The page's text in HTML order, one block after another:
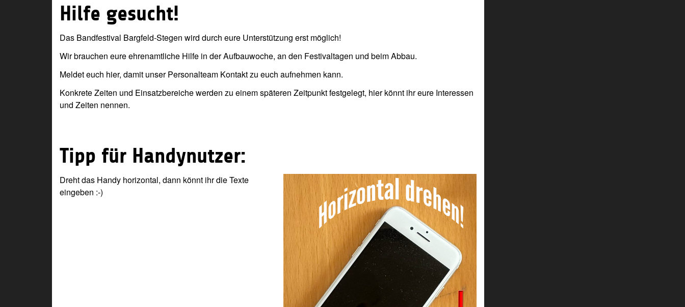
Hilfe gesucht!
Das Bandfestival Bargfeld-Stegen wird durch eure Unterstützung erst möglich!
Wir brauchen eure ehrenamtliche Hilfe in der Aufbauwoche, an den Festivaltagen und beim Abbau.
Meldet euch hier, damit unser Personalteam Kontakt zu euch aufnehmen kann.
Konkrete Zeiten und Einsatzbereiche werden zu einem späteren Zeitpunkt festgelegt, hier könnt ihr eure Interessen
und Zeiten nennen.
Tipp für Handynutzer:
Dreht das Handy horizontal, dann könnt ihr die Texte
eingeben :-)